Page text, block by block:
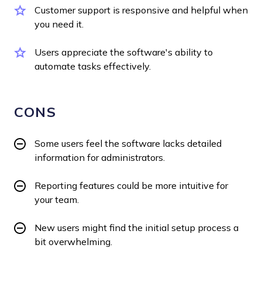
Customer support is responsive and helpful when
you need it.
Users appreciate the software's ability to
automate tasks effectively.
CONS
Some users feel the software lacks detailed
information for administrators.
Reporting features could be more intuitive for
your team.
New users might find the initial setup process a
bit overwhelming.